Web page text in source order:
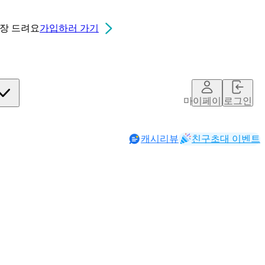
드려요가입하러 가기
마이페이지로그인
캐시리뷰 친구초대 이벤트